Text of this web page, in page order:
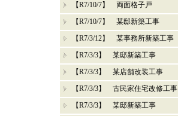
【R7/10/7】 両面格子戸
【R7/10/7】 某邸新築工事
【R7/3/12】 某事務所新築工事
【R7/3/3】 某邸新築工事
【R7/3/3】 某店舗改装工事
【R7/3/3】 古民家住宅改修工事
【R7/3/3】 某邸新築工事